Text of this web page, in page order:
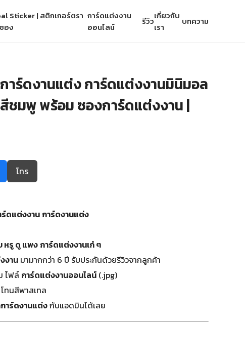
Sticker | สติกเกอร์ตรา
อง
การ์ดแต่งงาน
ออนไลน์
รีวิวเกี่ยวกับ
เรา
บทความ
าร์ดงานแต่ง การ์ดแต่งงานมินิมอล
ชมพู พร้อม ซองการ์ดแต่งงาน |
โทร
ร์ดแต่งงาน การ์ดงานแต่ง
หรู ดู แพง การ์ดแต่งงานเก๋ ๆ
งาน มามากกว่า 6 ปี รับประกันด้วยรีวิวจากลูกค้า
ไฟล์ การ์ดแต่งงานออนไลน์ (.jpg)
โทนสีพาสเทล
การ์ดงานแต่งกับแอดมินได้เลย